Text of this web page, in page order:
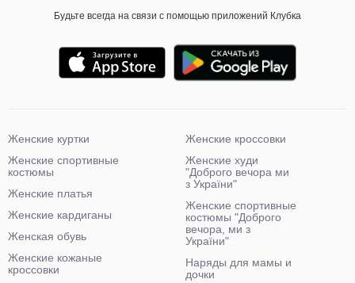
Будьте всегда на связи с помощью приложений Клубка
Женские куртки
Женские спортивные
костюмы
Женские платья
Женские кардиганы
Женская обувь
Женские кожаные
кроссовки
Женские кроссовки
Женские худи
"Доброго вечора ми
з України"
Женские спортивные
костюмы "Доброго
вечора, ми з
України"
Наряды для мамы и
дочки